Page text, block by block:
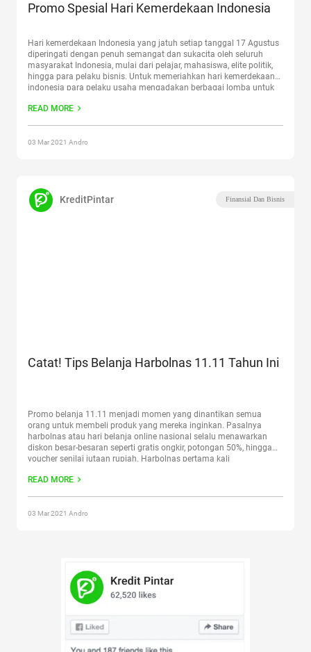
Promo Spesial Hari Kemerdekaan Indonesia
Hari kemerdekaan Indonesia yang jatuh setiap tanggal 17 Agustus
diperingati dengan penuh semangat dan sukacita oleh seluruh
masyarakat Indonesia, mulai dari pelajar, mahasiswa, elite politik,
hingga para pelaku bisnis. Untuk memeriahkan hari kemerdekaan
indonesia para pelaku usaha mengadakan berbagai lomba untuk
mendapat hadiah menarik seperti voucher belanja,
READ MORE
03 Mar 2021 Andro
KreditPintar Finansial Dan Bisnis
Catat! Tips Belanja Harbolnas 11.11 Tahun Ini
Promo belanja 11.11 menjadi momen yang dinantikan semua
orang untuk membeli produk yang mereka inginkan. Pasalnya
harbolnas atau hari belanja online nasional selalu menawarkan
diskon besar-besaran seperti gratis ongkir, potongan 50%, hingga
voucher senilai jutaan rupiah. Harbolnas pertama kali
seperti Lazada, Zalora, Blanja, PinkEmma, Bukalapak dan
READ MORE
03 Mar 2021 Andro